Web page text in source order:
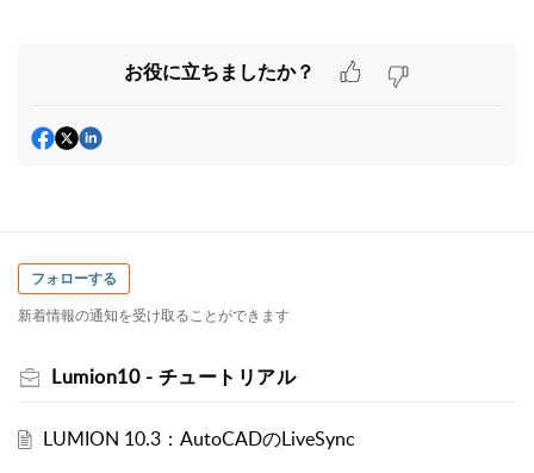
お役に立ちましたか？
フォローする
新着情報の通知を受け取ることができます
Lumion10 - チュートリアル
LUMION 10.3：AutoCADのLiveSync